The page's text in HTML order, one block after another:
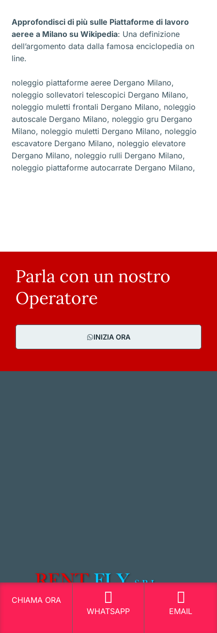
Approfondisci di più sulle Piattaforme di lavoro
aeree a Milano su Wikipedia: Una definizione
dell’argomento data dalla famosa enciclopedia on
line.
noleggio piattaforme aeree Dergano Milano,
noleggio sollevatori telescopici Dergano Milano,
noleggio muletti frontali Dergano Milano, noleggio
autoscale Dergano Milano, noleggio gru Dergano
Milano, noleggio muletti Dergano Milano, noleggio
escavatore Dergano Milano, noleggio elevatore
Dergano Milano, noleggio rulli Dergano Milano,
noleggio piattaforme autocarrate Dergano Milano,
Parla con un nostro
Operatore
INIZIA ORA
CHIAMA ORA
WHATSAPP
EMAIL